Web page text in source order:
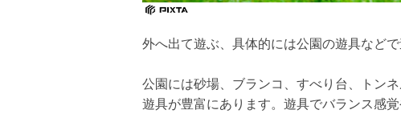
外へ出て遊ぶ、具体的には公園の遊具など
公園には砂場、ブランコ、すべり台、トン
遊具が豊富にあります。遊具でバランス感